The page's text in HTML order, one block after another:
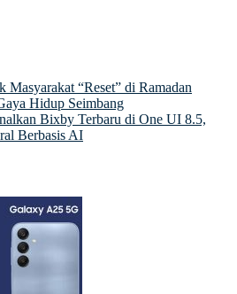
Masyarakat “Reset” di Ramadan
Hidup Seimbang
Bixby Terbaru di One UI 8.5,
Berbasis AI